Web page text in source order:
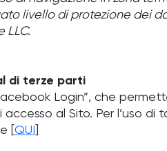
livello di protezione dei
LLC.
di terze parti
Login”, che
al Sito. Per l’uso
[ QUI